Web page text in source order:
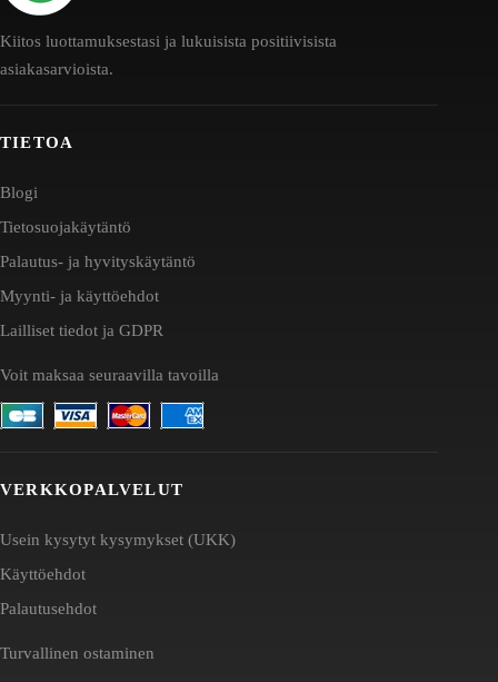
Kiitos luottamuksestasi ja lukuisista positiivisista
asiakasarvioista.
TIETOA
Blogi
Tietosuojakäytäntö
Palautus- ja hyvityskäytäntö
Myynti- ja käyttöehdot
Lailliset tiedot ja GDPR
Voit maksaa seuraavilla tavoilla
VERKKOPALVELUT
Usein kysytyt kysymykset (UKK)
Käyttöehdot
Palautusehdot
Turvallinen ostaminen